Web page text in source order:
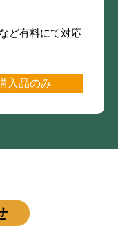
ど有料にて対応
入品のみ